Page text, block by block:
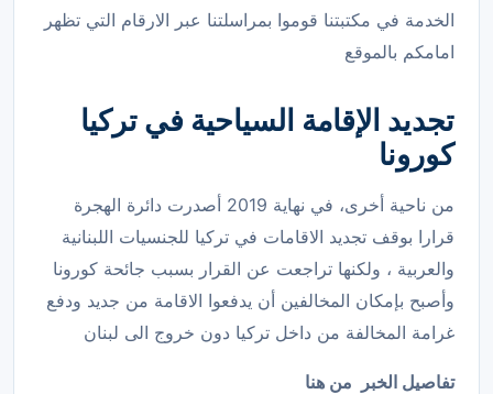
الخدمة في مكتبتنا قوموا بمراسلتنا عبر الارقام التي تظهر
امامكم بالموقع
تجديد الإقامة السياحية في تركيا
كورونا
من ناحية أخرى، في نهاية 2019 أصدرت دائرة الهجرة
قرارا بوقف تجديد الاقامات في تركيا للجنسيات اللبنانية
والعربية ، ولكنها تراجعت عن القرار بسبب جائحة كورونا
وأصبح بإمكان المخالفين أن يدفعوا الاقامة من جديد ودفع
غرامة المخالفة من داخل تركيا دون خروج الى لبنان
تفاصيل الخبر من هنا